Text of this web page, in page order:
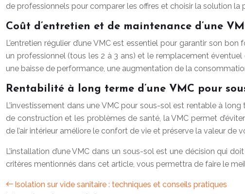
de professionnels pour comparer les offres et choisir la solution
Coût d’entretien et de maintenance d’une
L’entretien régulier d’une VMC est essentiel pour garantir son
un professionnel (tous les 2 à 3 ans) et le remplacement
une baisse de performance, une augmentation de la
Rentabilité à long terme d’une VMC pour
L’investissement dans une VMC pour sous-sol est rentable à
de construction et les problèmes de santé, la VMC permet
de l’air intérieur améliore le confort de vie et préserve la valeur de
L’installation d’une VMC dans un sous-sol est une décision qui
critères mentionnés dans cet article, vous permettra de faire le
Isolation sur vide sanitaire : techniques et conseils pratiques